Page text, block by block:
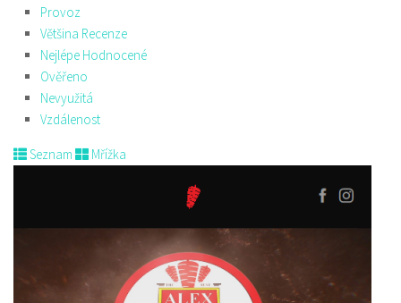
Provoz
Většina Recenze
Nejlépe Hodnocené
Ověřeno
Nevyužitá
Vzdálenost
Seznam Mřížka